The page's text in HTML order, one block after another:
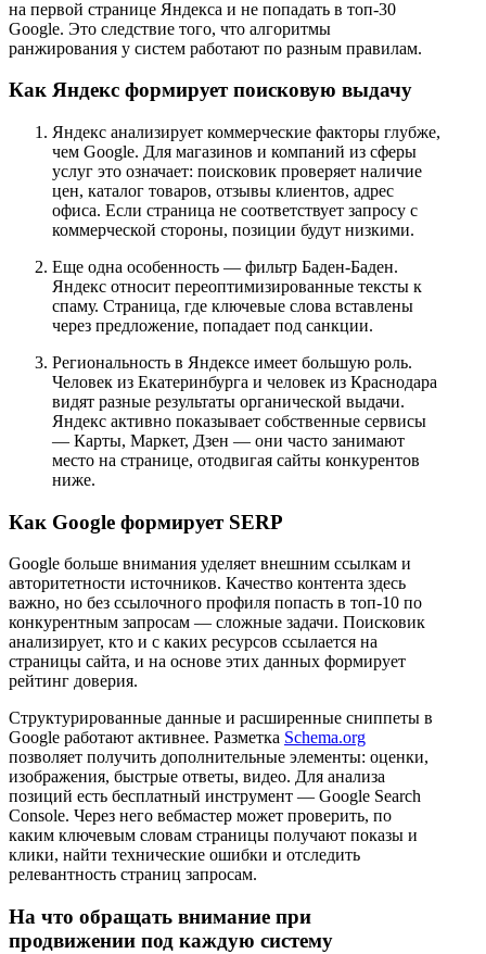
на первой странице Яндекса и не попадать в топ-30
Google. Это следствие того, что алгоритмы
ранжирования у систем работают по разным правилам.
Как Яндекс формирует поисковую выдачу
Яндекс анализирует коммерческие факторы глубже,
чем Google. Для магазинов и компаний из сферы
услуг это означает: поисковик проверяет наличие
цен, каталог товаров, отзывы клиентов, адрес
офиса. Если страница не соответствует запросу с
коммерческой стороны, позиции будут низкими.
Еще одна особенность — фильтр Баден-Баден.
Яндекс относит переоптимизированные тексты к
спаму. Страница, где ключевые слова вставлены
через предложение, попадает под санкции.
Региональность в Яндексе имеет большую роль.
Человек из Екатеринбурга и человек из Краснодара
видят разные результаты органической выдачи.
Яндекс активно показывает собственные сервисы
— Карты, Маркет, Дзен — они часто занимают
место на странице, отодвигая сайты конкурентов
ниже.
Как Google формирует SERP
Google больше внимания уделяет внешним ссылкам и
авторитетности источников. Качество контента здесь
важно, но без ссылочного профиля попасть в топ-10 по
конкурентным запросам — сложные задачи. Поисковик
анализирует, кто и с каких ресурсов ссылается на
страницы сайта, и на основе этих данных формирует
рейтинг доверия.
Структурированные данные и расширенные сниппеты в
Google работают активнее. Разметка Schema.org
позволяет получить дополнительные элементы: оценки,
изображения, быстрые ответы, видео. Для анализа
позиций есть бесплатный инструмент — Google Search
Console. Через него вебмастер может проверить, по
каким ключевым словам страницы получают показы и
клики, найти технические ошибки и отследить
релевантность страниц запросам.
На что обращать внимание при
продвижении под каждую систему